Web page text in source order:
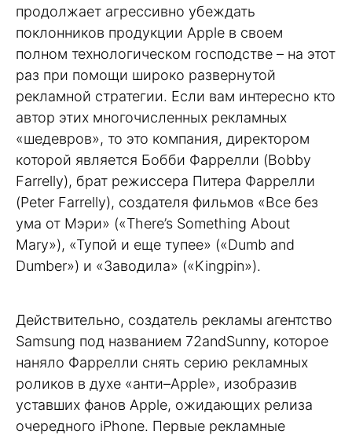
продолжает агрессивно убеждать
поклонников продукции Apple в своем
полном технологическом господстве – на этот
раз при помощи широко развернутой
рекламной стратегии. Если вам интересно кто
автор этих многочисленных рекламных
«шедевров», то это компания, директором
которой является Бобби Фаррелли (Bobby
Farrelly), брат режиссера Питера Фаррелли
(Peter Farrelly), создателя фильмов «Все без
ума от Мэри» («There’s Something About
Mary»), «Тупой и еще тупее» («Dumb and
Dumber») и «Заводила» («Kingpin»).
Действительно, создатель рекламы агентство
Samsung под названием 72andSunny, которое
наняло Фаррелли снять серию рекламных
роликов в духе «анти–Apple», изобразив
уставших фанов Apple, ожидающих релиза
очередного iPhone. Первые рекламные